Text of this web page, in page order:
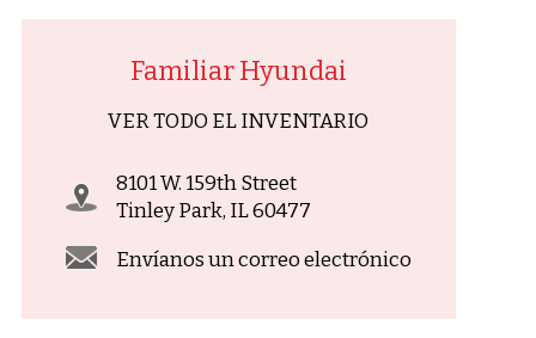
Familiar Hyundai
VER TODO EL INVENTARIO
8101 W. 159th Street
Tinley Park, IL 60477
Envíanos un correo electrónico